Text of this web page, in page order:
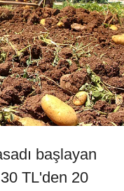
başlayan
TL'den 20